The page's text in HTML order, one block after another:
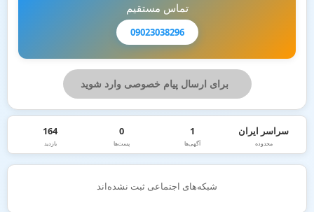
تماس مستقیم
09023038296
برای ارسال پیام خصوصی وارد شوید
سراسر ایران
محدوده
1
آگهی‌ها
0
پست‌ها
164
بازدید
شبکه‌های اجتماعی ثبت نشده‌اند